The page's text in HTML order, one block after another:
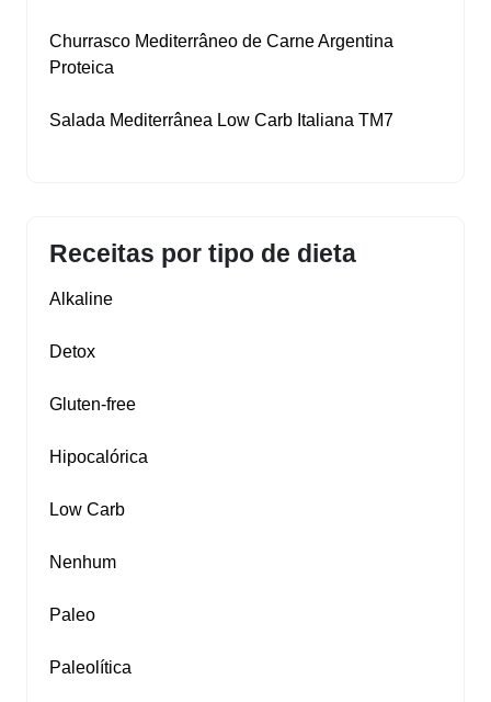
Churrasco Mediterrâneo de Carne Argentina
Proteica
Salada Mediterrânea Low Carb Italiana TM7
Receitas por tipo de dieta
Alkaline
Detox
Gluten‑free
Hipocalórica
Low Carb
Nenhum
Paleo
Paleolítica